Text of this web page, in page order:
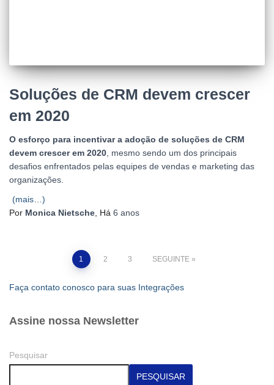
Soluções de CRM devem crescer
em 2020
O esforço para incentivar a adoção de soluções de CRM
devem crescer em 2020 , mesmo sendo um dos principais
desafios enfrentados pelas equipes de vendas e marketing das
organizações.
(mais…)
Por Monica Nietsche , Há 6 anos
Paginação
dos
conteúdos
1 2 3 SEGUINTE
Faça contato conosco para suas Integrações
Assine nossa Newsletter
Pesquisar
PESQUISAR